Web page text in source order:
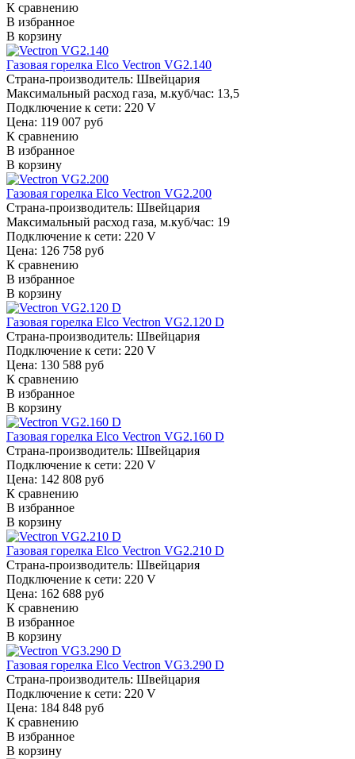
К сравнению
В избранное
В корзину
Газовая горелка Elco Vectron VG2.140
Страна-производитель: Швейцария
Максимальный расход газа, м.куб/час: 13,5
Подключение к сети: 220 V
Цена: 119 007 руб
К сравнению
В избранное
В корзину
Газовая горелка Elco Vectron VG2.200
Страна-производитель: Швейцария
Максимальный расход газа, м.куб/час: 19
Подключение к сети: 220 V
Цена: 126 758 руб
К сравнению
В избранное
В корзину
Газовая горелка Elco Vectron VG2.120 D
Страна-производитель: Швейцария
Подключение к сети: 220 V
Цена: 130 588 руб
К сравнению
В избранное
В корзину
Газовая горелка Elco Vectron VG2.160 D
Страна-производитель: Швейцария
Подключение к сети: 220 V
Цена: 142 808 руб
К сравнению
В избранное
В корзину
Газовая горелка Elco Vectron VG2.210 D
Страна-производитель: Швейцария
Подключение к сети: 220 V
Цена: 162 688 руб
К сравнению
В избранное
В корзину
Газовая горелка Elco Vectron VG3.290 D
Страна-производитель: Швейцария
Подключение к сети: 220 V
Цена: 184 848 руб
К сравнению
В избранное
В корзину